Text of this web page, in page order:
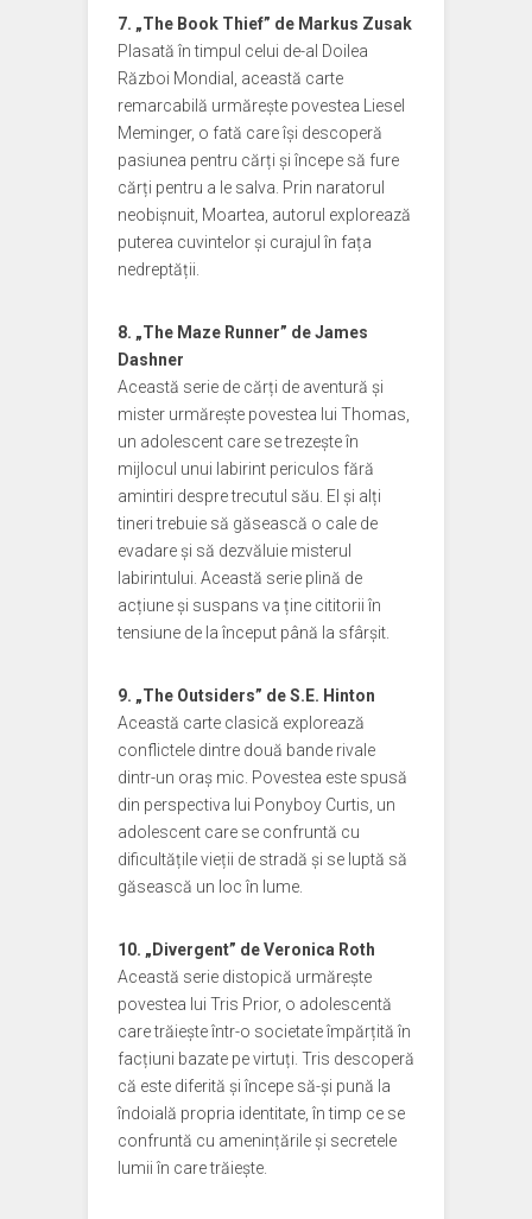
7. „The Book Thief” de Markus Zusak
Plasată în timpul celui de-al Doilea
Război Mondial, această carte
remarcabilă urmărește povestea Liesel
Meminger, o fată care își descoperă
pasiunea pentru cărți și începe să fure
cărți pentru a le salva. Prin naratorul
neobișnuit, Moartea, autorul explorează
puterea cuvintelor și curajul în fața
nedreptății.
8. „The Maze Runner” de James
Dashner
Această serie de cărți de aventură și
mister urmărește povestea lui Thomas,
un adolescent care se trezește în
mijlocul unui labirint periculos fără
amintiri despre trecutul său. El și alți
tineri trebuie să găsească o cale de
evadare și să dezvăluie misterul
labirintului. Această serie plină de
acțiune și suspans va ține cititorii în
tensiune de la început până la sfârșit.
9. „The Outsiders” de S.E. Hinton
Această carte clasică explorează
conflictele dintre două bande rivale
dintr-un oraș mic. Povestea este spusă
din perspectiva lui Ponyboy Curtis, un
adolescent care se confruntă cu
dificultățile vieții de stradă și se luptă să
găsească un loc în lume.
10. „Divergent” de Veronica Roth
Această serie distopică urmărește
povestea lui Tris Prior, o adolescentă
care trăiește într-o societate împărțită în
facțiuni bazate pe virtuți. Tris descoperă
că este diferită și începe să-și pună la
îndoială propria identitate, în timp ce se
confruntă cu amenințările și secretele
lumii în care trăiește.